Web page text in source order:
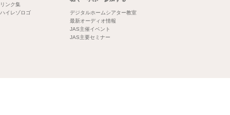
リンク集
ハイレゾロゴ
デジタルホームシアター教室
最新オーディオ情報
JAS主催イベント
JAS主要セミナー